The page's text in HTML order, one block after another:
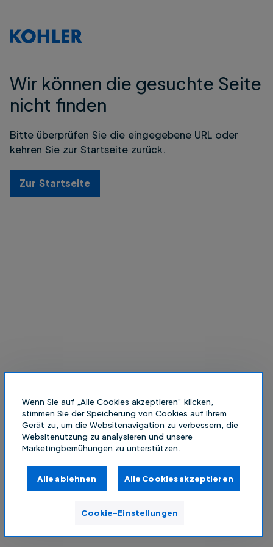
Wir können die gesuchte Seite
nicht finden
Bitte überprüfen Sie die eingegebene URL oder
kehren Sie zur Startseite zurück.
Zur Startseite
Wenn Sie auf „Alle Cookies akzeptieren“ klicken,
stimmen Sie der Speicherung von Cookies auf Ihrem
Gerät zu, um die Websitenavigation zu verbessern, die
Websitenutzung zu analysieren und unsere
Marketingbemühungen zu unterstützen.
Alle ablehnen Alle Cookies akzeptieren
Cookie-Einstellungen